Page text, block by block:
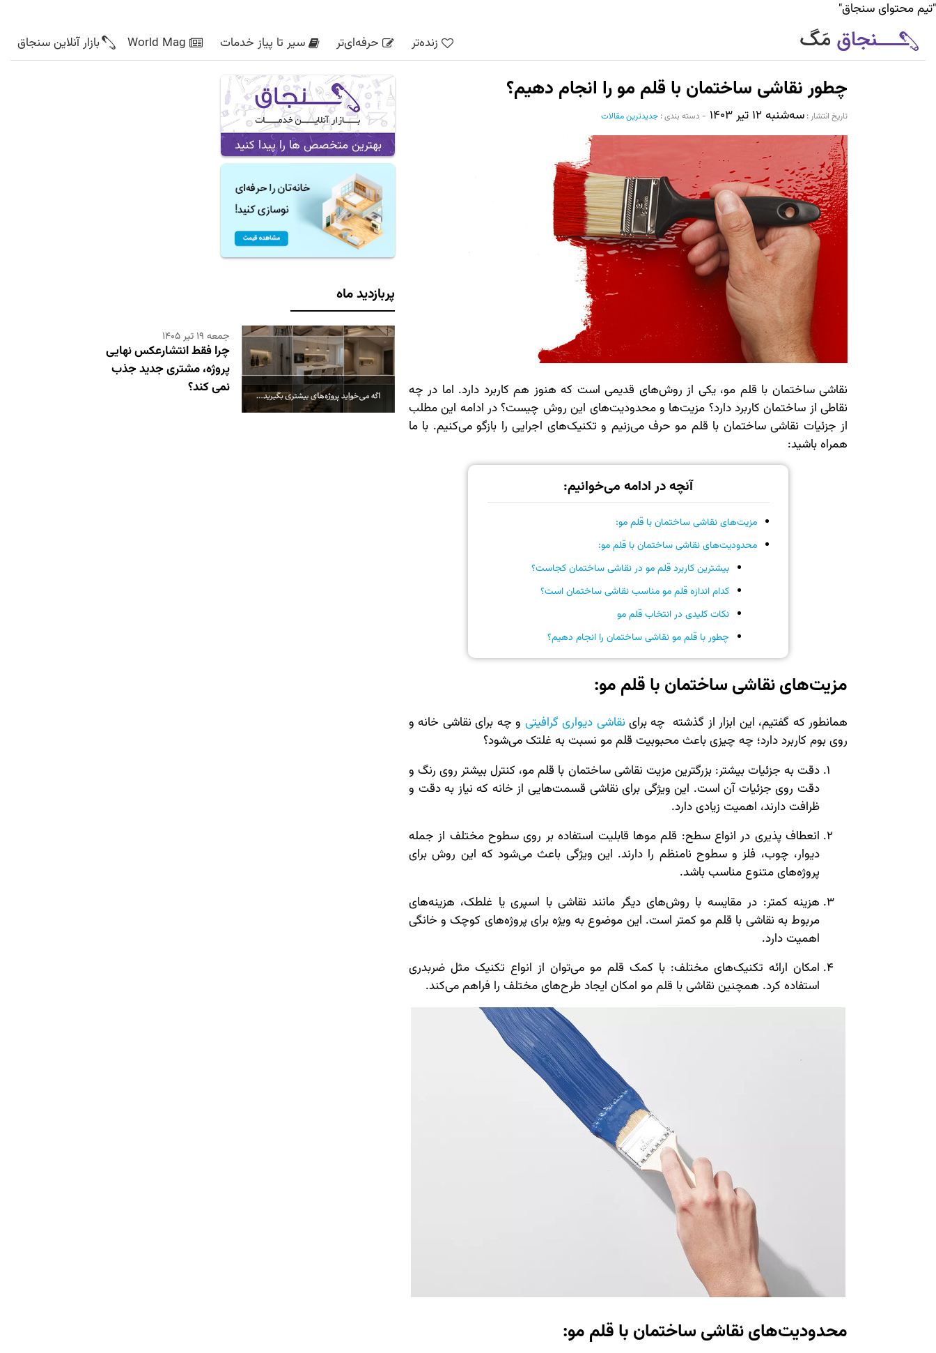
"تیم محتوای سنجاق"
زنده‌تر
حرفه‌ای‌تر سیر تا پیاز خدمات World Mag بازار آنلاین سنجاق
چطور نقاشی ساختمان با قلم مو را انجام دهیم؟
تاریخ انتشار :‌ سه‌شنبه ۱۲ تیر ۱۴۰۳ - دسته بندی : جدیدترین مقالات
نقاشی ساختمان با قلم مو، یکی از روش‌های قدیمی است که هنوز هم کاربرد دارد. اما در چه
نقاطی از ساختمان کاربرد دارد؟ مزیت‌ها و محدودیت‌های این روش چیست؟ در ادامه این مطلب
از جزئیات نقاشی ساختمان با قلم مو حرف می‌زنیم و تکنیک‌های اجرایی را بازگو می‌کنیم. با ما
همراه باشید:
آنچه در ادامه می‌خوانیم:
مزیت‌های نقاشی ساختمان با قلم مو:
محدودیت‌های نقاشی ساختمان با قلم مو:
بیشترین کاربرد قلم مو در نقاشی ساختمان کجاست؟
کدام اندازه قلم مو مناسب نقاشی ساختمان است؟
نکات کلیدی در انتخاب قلم مو
چطور با قلم مو نقاشی ساختمان را انجام دهیم؟
مزیت‌های نقاشی ساختمان با قلم مو:
همانطور که گفتیم، این ابزار از گذشته چه برای نقاشی دیواری گرافیتی و چه برای نقاشی خانه و
روی بوم کاربرد دارد؛ چه چیزی باعث محبوبیت قلم مو نسبت به غلتک می‌شود؟
دقت به جزئیات بیشتر: بزرگترین مزیت نقاشی ساختمان با قلم مو، کنترل بیشتر روی رنگ و
دقت روی جزئیات آن است. این ویژگی برای نقاشی قسمت‌هایی از خانه که نیاز به دقت و
ظرافت دارند، اهمیت زیادی دارد.
انعطاف پذیری در انواع سطح: قلم موها قابلیت استفاده بر روی سطوح مختلف از جمله
دیوار، چوب، فلز و سطوح نامنظم را دارند. این ویژگی باعث می‌شود که این روش برای
پروژه‌های متنوع مناسب باشد.
هزینه کمتر: در مقایسه با روش‌های دیگر مانند نقاشی با اسپری یا غلطک، هزینه‌های
مربوط به نقاشی با قلم مو کمتر است. این موضوع به ویژه برای پروژه‌های کوچک و خانگی
اهمیت دارد.
امکان ارائه تکنیک‌های مختلف: با کمک قلم مو می‌توان از انواع تکنیک مثل ضربدری
استفاده کرد. همچنین نقاشی با قلم مو امکان ایجاد طرح‌های مختلف را فراهم می‌کند.
محدودیت‌های نقاشی ساختمان با قلم مو:
بهترین متخصص ها را پیدا کنید
پربازدید ماه
چرا فقط انتشارعکس نهایی
پروژه، مشتری جدید جذب
نمی کند؟
جمعه ۱۹ تیر ۱۴۰۵